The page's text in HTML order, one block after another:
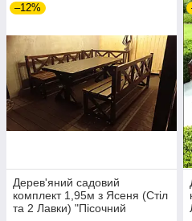
–12%
Дерев'яний садовий
комплект 1,95м з Ясеня (Стіл
та 2 Лавки) "Пісочний